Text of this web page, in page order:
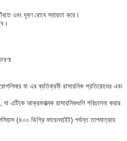
এবং দূষণ রোধে সহায়তা করে।
যা এর ব্যতিক্রমী রাসায়নিক প্রতিরোধের এবং
এটিকে আক্রমণাত্মক রাসায়নিকগুলি পরিচালনা করার
(৪০০ ডিগ্রি ফারেনহাইট) পর্যন্ত তাপমাত্রায়